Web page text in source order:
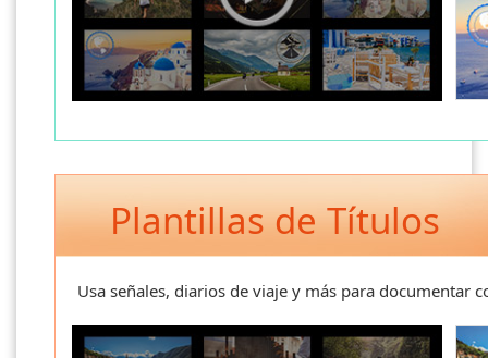
Plantillas de Títulos
Usa señales, diarios de viaje y más para documentar